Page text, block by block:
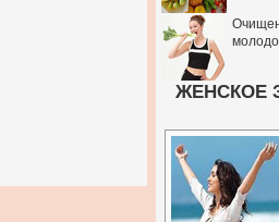
ЖЕНСКОЕ